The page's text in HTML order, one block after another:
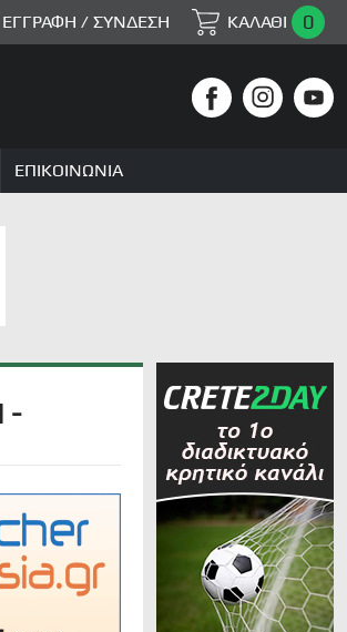
ΕΓΓΡΑΦΗ / ΣΥΝΔΕΣΗ ΚΑΛΑΘΙ 0
ΕΠΙΚΟΙΝΩΝΙΑ
-